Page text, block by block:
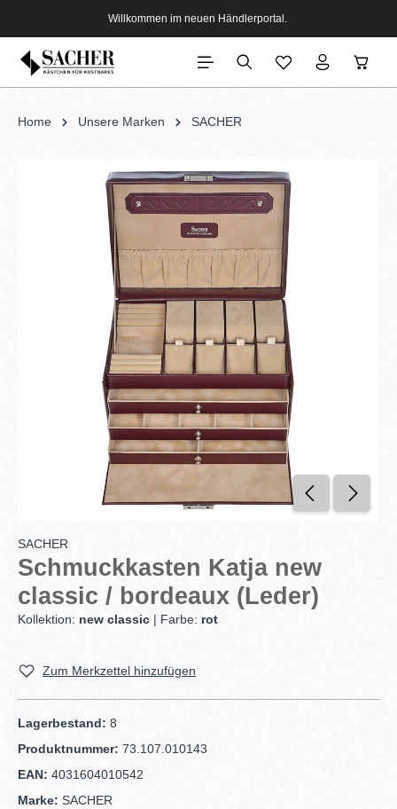
Willkommen im neuen Händlerportal.
Home Unsere Marken SACHER
SACHER
Schmuckkasten Katja new
classic / bordeaux (Leder)
Kollektion: new classic | Farbe: rot
Zum Merkzettel hinzufügen
Lagerbestand: 8
Produktnummer: 73.107.010143
EAN: 4031604010542
Marke: SACHER